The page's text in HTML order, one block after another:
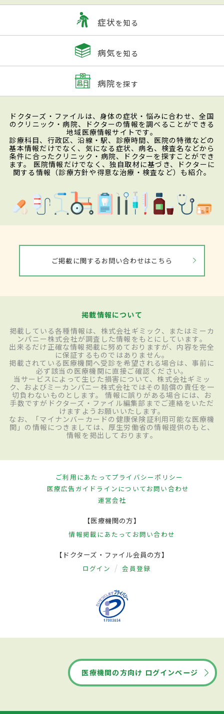
症状を知る
病気を知る
病院を探す
ドクターズ・ファイルは、身体の症状・悩みに合わせ、全国
のクリニック・病院、ドクターの情報を調べることができる
地域医療情報サイトです。
診療科目、行政区、沿線・駅、診療時間、医院の特徴などの
基本情報だけでなく、気になる症状、病名、検査名などから
条件に合ったクリニック・病院、ドクターを探すことができ
ます。 医院情報だけでなく、独自取材に基づき、ドクターに
関する情報（診療方針や得意な治療・検査など）も紹介。
ご掲載に関するお問い合わせはこちら
掲載情報について
掲載している各種情報は、株式会社ギミック、またはミーカ
ンパニー株式会社が調査した情報をもとにしています。
出来るだけ正確な情報掲載に努めておりますが、内容を完全
に保証するものではありません。
掲載されている医療機関へ受診を希望される場合は、事前に
必ず該当の医療機関に直接ご確認ください。
当サービスによって生じた損害について、株式会社ギミッ
ク、およびミーカンパニー株式会社ではその賠償の責任を一
切負わないものとします。 情報に誤りがある場合には、お
手数ですがドクターズ・ファイル編集部までご連絡をいただ
けますようお願いいたします。
なお、「マイナンバーカードの健康保険証利用可能な医療機
関」の情報につきましては、厚生労働省の情報提供のもと、
情報を掲出しております。
ご利用にあたってプライバシーポリシー
医療広告ガイドラインについてお問い合わせ
運営会社
【医療機関の方】
情報掲載にあたって お問い合わせ
【ドクターズ・ファイル会員の方】
ログイン 会員登録
医療機関の方向け ログインページ